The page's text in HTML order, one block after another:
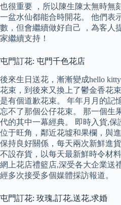
也很重要 ，所以陳生陳太無時無
一盆水仙都能合時開花。 他們表
數，但會繼續做好自己 ，為客人
家繼續支持！
屯門訂花: 屯門千色花店
後來生日送花，漸漸變成hello
花束，到後來又換上了鬱金香花
是有個道歉花束。 年年月月的記
忘不了那個公仔花束。 那一個生
代的其中一幕經典。 即時入貨,
位于旺角，鄰近花墟和果欄，與
保持良好關係，每天兩次新鮮進
不設存貨，以每天最新鮮時令材
網上花店禮籃店,深受各大企業送
經多次接受多個媒體採訪報道。
屯門訂花: 玫瑰,訂花,送花,求婚